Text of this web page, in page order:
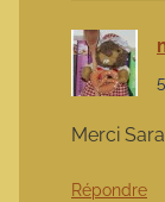
Merci
Répondre